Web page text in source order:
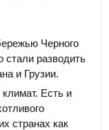
Черного
стали разводить
и Грузии.
Есть и
странах как